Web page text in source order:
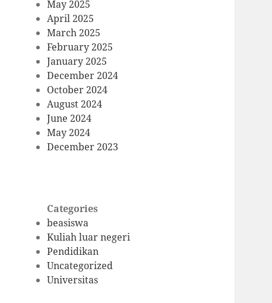
May 2025
April 2025
March 2025
February 2025
January 2025
December 2024
October 2024
August 2024
June 2024
May 2024
December 2023
Categories
beasiswa
Kuliah luar negeri
Pendidikan
Uncategorized
Universitas